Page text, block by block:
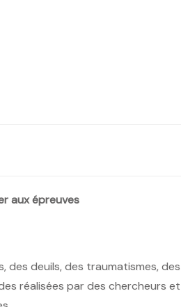
aux épreuves
des deuils, des traumatismes,
réalisées par des chercheurs